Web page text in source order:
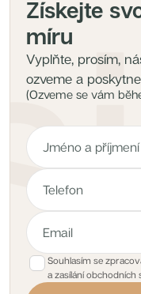
Získejte
míru
Vyplňte, prosím,
ozveme a
(Ozveme se vám
Souhlasím se
a zasílání obchodních